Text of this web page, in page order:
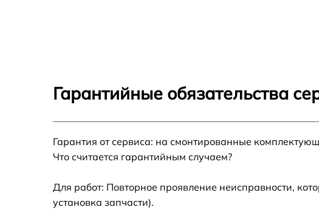
Замена панели управления Midea
MID60S100
Гарантийные обязательства
Гарантия от сервиса: на смонтированные
Что считается гарантийным случаем?
Для работ: Повторное проявление неисправности,
установка запчасти).